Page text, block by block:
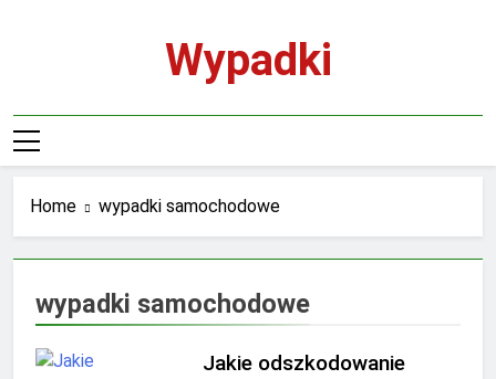
Wypadki
Home wypadki samochodowe
wypadki samochodowe
Jakie odszkodowanie